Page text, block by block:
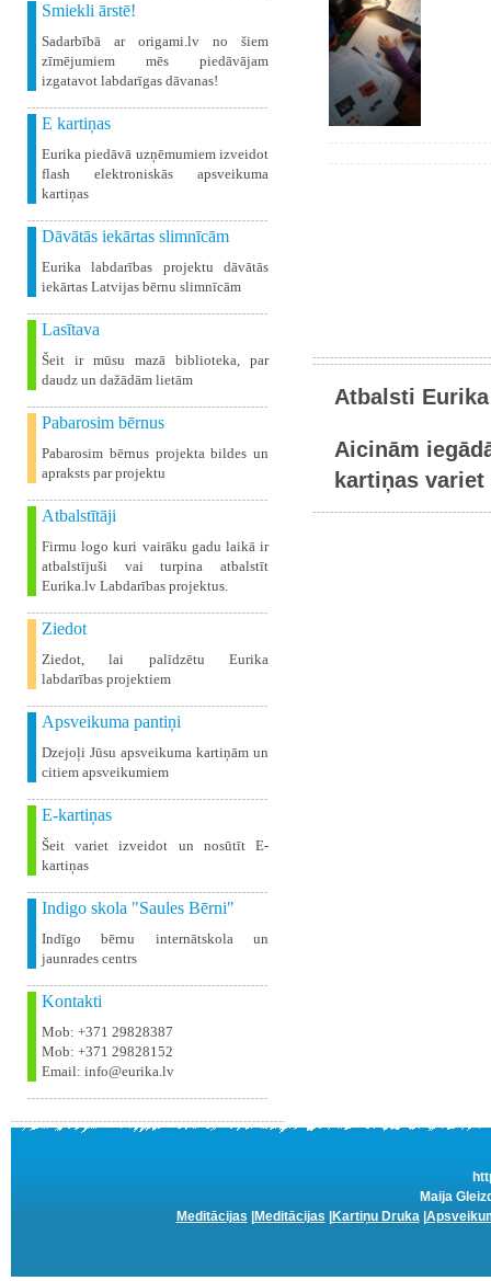
Smiekli ārstē!
Sadarbībā ar origami.lv no šiem
zīmējumiem mēs piedāvājam
izgatavot labdarīgas dāvanas!
E kartiņas
Eurika piedāvā uzņēmumiem izveidot
flash elektroniskās apsveikuma
kartiņas
Dāvātās iekārtas slimnīcām
Eurika labdarības projektu dāvātās
iekārtas Latvijas bērnu slimnīcām
Lasītava
Šeit ir mūsu mazā biblioteka, par
daudz un dažādām lietām
Pabarosim bērnus
Pabarosim bērnus projekta bildes un
apraksts par projektu
Atbalstītāji
Firmu logo kuri vairāku gadu laikā ir
atbalstījuši vai turpina atbalstīt
Eurika.lv Labdarības projektus.
Ziedot
Ziedot, lai palīdzētu Eurika
labdarības projektiem
Apsveikuma pantiņi
Dzejoļi Jūsu apsveikuma kartiņām un
citiem apsveikumiem
E-kartiņas
Šeit variet izveidot un nosūtīt E-
kartiņas
Indigo skola "Saules Bērni"
Indīgo bērnu internātskola un
jaunrades centrs
Kontakti
Mob: +371 29828387
Mob: +371 29828152
Email: info@eurika.lv
Atbalsti
Aicinām
kartiņas variet
Maija
Meditācijas
Meditācijas Kartiņu Druka|